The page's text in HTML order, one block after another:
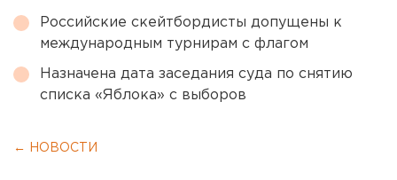
Российские скейтбордисты допущены к
международным турнирам с флагом
Назначена дата заседания суда по снятию
списка «Яблока» с выборов
← НОВОСТИ